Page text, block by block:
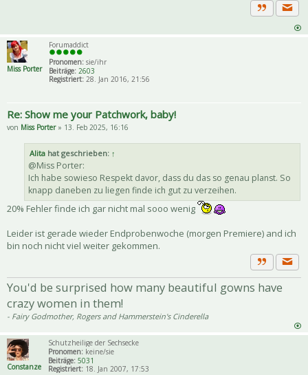
Zitat
Miss Porter
Forumaddict
Pronomen: sie/ihr
Beiträge: 2603
Registriert: 28. Jan 2016, 21:56
Re: Show me your Patchwork, baby!
von Miss Porter» 13. Feb 2025, 16:16
Alita hat geschrieben: ↑
@Miss Porter:
Ich habe sowieso Respekt davor, dass du das so genau planst. So
knapp daneben zu liegen finde ich gut zu verzeihen.
20% Fehler finde ich gar nicht mal sooo wenig
Leider ist gerade wieder Endprobenwoche (morgen Premiere) and ich
bin noch nicht viel weiter gekommen.
Zitat
You'd be surprised how many beautiful gowns have
crazy women in them!
- Fairy Godmother, Rogers and Hammerstein's Cinderella
Constanze
Schutzheilige der Sechsecke
Pronomen: keine/sie
Beiträge: 5031
Registriert: 18. Jan 2007, 17:53